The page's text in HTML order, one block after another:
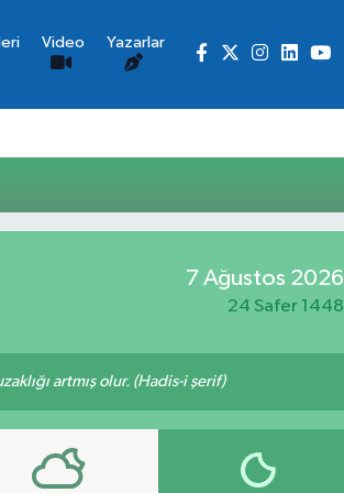
Video Yazarlar
7 Ağustos 2026
24 Safer 1448
artmış olur. (Hadis-i şerif)